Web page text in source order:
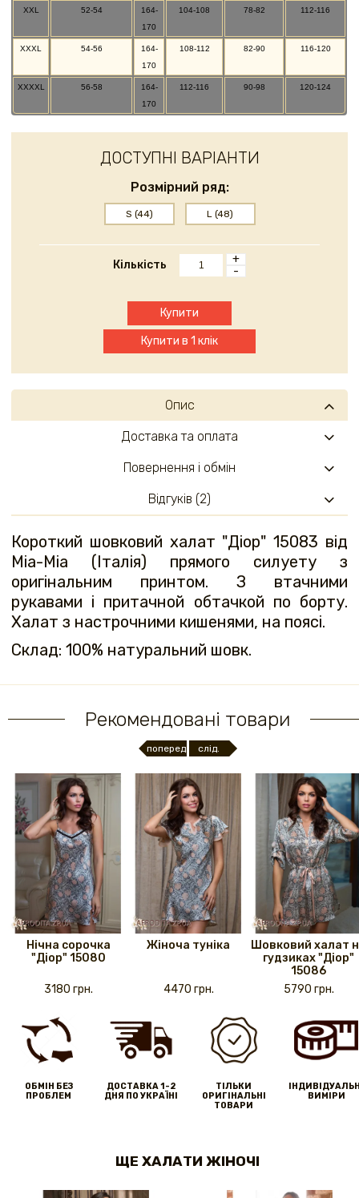
XXL 52-54
164-
170
104-108 78-82 112-116
XXXL 54-56
164-
170
108-112 82-90 116-120
XXXXL 56-58
164-
170
112-116 90-98 120-124
ДОСТУПНІ ВАРІАНТИ
Розмірний ряд:
S (44) L (48)
Кількість
+
-
Купити
Купити в 1 клік
Опис
Короткий шовковий халат "Діор" 15083 від
Mia-Mia (Італія) прямого силуету з
оригінальним принтом. З втачними
рукавами і притачной обтачкой по борту.
Халат з настрочними кишенями, на поясі.
Склад: 100% натуральний шовк.
Доставка та оплата
Повернення і обмін
Відгуків (2)
Рекомендовані товари
поперед. слід.
Нічна сорочка
"Діор" 15080
3180 грн.
Жіноча туніка
4470 грн.
Шовковий халат
гудзиках "Діор"
15086
5790 грн.
ОБМІН БЕЗ
ПРОБЛЕМ
ДОСТАВКА 1-2
ДНЯ ПО УКРАЇНІ
ТІЛЬКИ
ОРИГІНАЛЬНІ
ТОВАРИ
ВИМІРИ
ЩЕ ХАЛАТИ ЖІНОЧІ